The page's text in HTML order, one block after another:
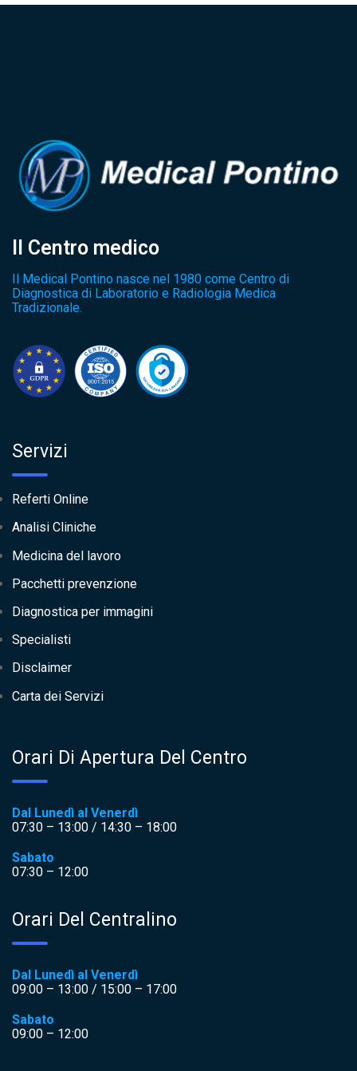
Il Centro medico
Il Medical Pontino nasce nel 1980 come Centro di
Diagnostica di Laboratorio e Radiologia Medica
Tradizionale.
Servizi
Referti Online
Analisi Cliniche
Medicina del lavoro
Pacchetti prevenzione
Diagnostica per immagini
Specialisti
Disclaimer
Carta dei Servizi
Orari Di Apertura Del Centro
Dal Lunedì al Venerdì
07:30 – 13:00 / 14:30 – 18:00
Sabato
07:30 – 12:00
Orari Del Centralino
Dal Lunedì al Venerdì
09:00 – 13:00 / 15:00 – 17:00
Sabato
09:00 – 12:00